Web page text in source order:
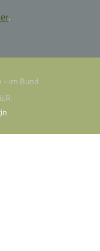
.
- im Bund